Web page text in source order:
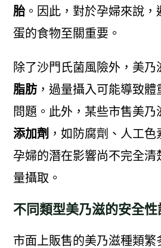
胎。因此，對於孕婦來說，
蛋的食物至關重要。
除了沙門氏菌風險外，美乃
脂肪，過量攝入可能導致體
問題。此外，某些市售美乃
添加劑 ，如防腐劑、人工
孕婦的潛在影響尚不完全清
量攝取。
不同類型美乃滋的安全性
市面上販售的美乃滋種類繁